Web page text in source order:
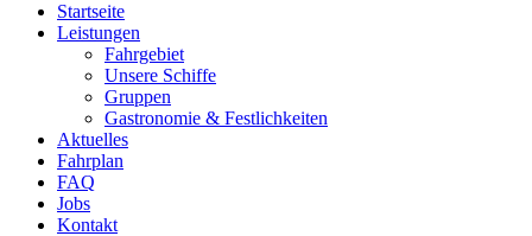
Startseite
Leistungen
Fahrgebiet
Unsere Schiffe
Gruppen
Gastronomie & Festlichkeiten
Aktuelles
Fahrplan
FAQ
Jobs
Kontakt